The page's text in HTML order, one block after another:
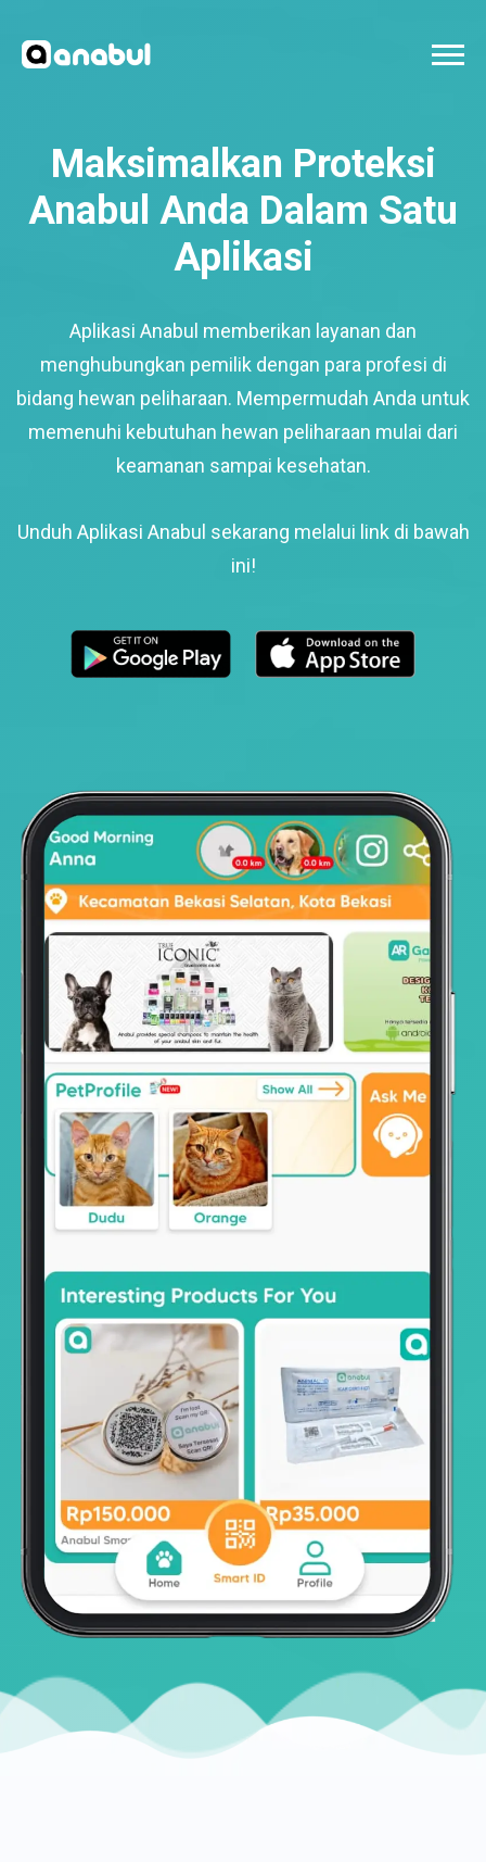
Maksimalkan Proteksi
Anabul Anda Dalam Satu
Aplikasi
Aplikasi Anabul memberikan layanan dan
menghubungkan pemilik dengan para profesi di
bidang hewan peliharaan. Mempermudah Anda untuk
memenuhi kebutuhan hewan peliharaan mulai dari
keamanan sampai kesehatan.
Unduh Aplikasi Anabul sekarang melalui link di bawah
ini!